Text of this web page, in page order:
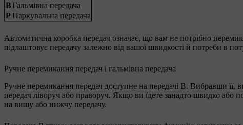
B Гальмівна передача
P Паркувальна передача
Автоматична коробка передач означає, що вам не потрібно
підлаштовує передачу залежно від вашої швидкості й потреби в
Ручне перемикання передач і гальмівна передача
Ручне перемикання передач доступне на передачі B. Вибравши
передач ліворуч або праворуч. Якщо ви їдете занадто швидко або
на вищу або нижчу передачу.